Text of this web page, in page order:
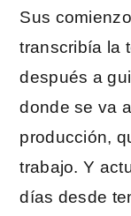
Sus
transcribía la
después a
donde se va
producción,
trabajo. Y
días desde